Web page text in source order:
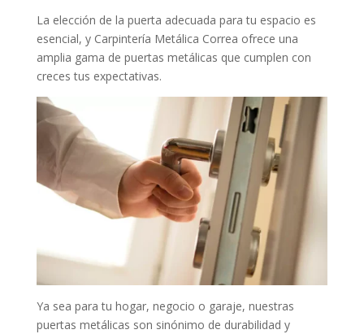
La elección de la puerta adecuada para tu espacio es
esencial, y Carpintería Metálica Correa ofrece una
amplia gama de puertas metálicas que cumplen con
creces tus expectativas.
Ya sea para tu hogar, negocio o garaje, nuestras
puertas metálicas son sinónimo de durabilidad y